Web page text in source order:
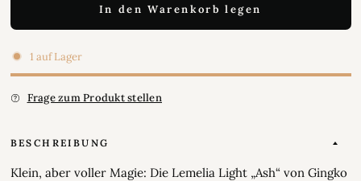
In den Warenkorb legen
1 auf Lager
Frage zum Produkt stellen
BESCHREIBUNG
Klein, aber voller Magie: Die Lemelia Light „Ash“ von Gingko